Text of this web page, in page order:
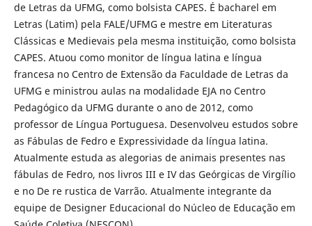
de Letras da UFMG, como bolsista CAPES. É bacharel em
Letras (Latim) pela FALE/UFMG e mestre em Literaturas
Clássicas e Medievais pela mesma instituição, como bolsista
CAPES. Atuou como monitor de língua latina e língua
francesa no Centro de Extensão da Faculdade de Letras da
UFMG e ministrou aulas na modalidade EJA no Centro
Pedagógico da UFMG durante o ano de 2012, como
professor de Língua Portuguesa. Desenvolveu estudos sobre
as Fábulas de Fedro e Expressividade da língua latina.
Atualmente estuda as alegorias de animais presentes nas
fábulas de Fedro, nos livros III e IV das Geórgicas de Virgílio
e no De re rustica de Varrão. Atualmente integrante da
equipe de Designer Educacional do Núcleo de Educação em